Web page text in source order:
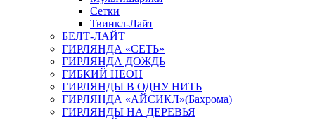
Сетки
Твинкл-Лайт
БЕЛТ-ЛАЙТ
ГИРЛЯНДА «СЕТЬ»
ГИРЛЯНДА ДОЖДЬ
ГИБКИЙ НЕОН
ГИРЛЯНДЫ В ОДНУ НИТЬ
ГИРЛЯНДА «АЙСИКЛ»(Бахрома)
ГИРЛЯНДЫ НА ДЕРЕВЬЯ